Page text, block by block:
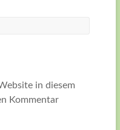
in diesem
Kommentar